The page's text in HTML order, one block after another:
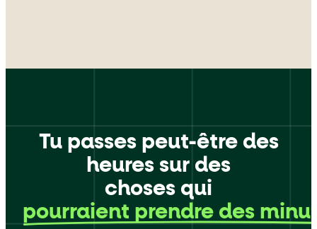
Tu passes peut-être des
heures sur des
choses qui
pourraient prendre des